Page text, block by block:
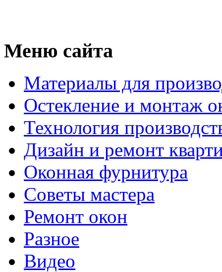
Меню сайта
Материалы для
Остекление и монтаж
Технология
Дизайн и ремонт
Оконная фурнитура
Советы мастера
Ремонт окон
Разное
Видео